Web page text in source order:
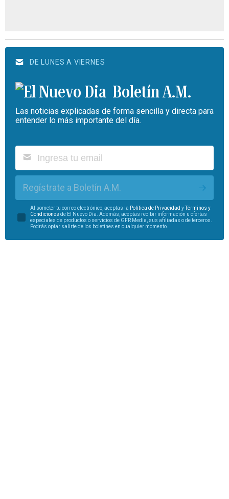
DE LUNES A VIERNES
Boletín A.M.
Las noticias explicadas de forma sencilla y directa para
entender lo más importante del día.
Regístrate a Boletín A.M.
Al someter tu correo electrónico, aceptas la Política de Privacidad yTérminos y
Condiciones de El Nuevo Día. Además, aceptas recibir información u ofertas
especiales de productos o servicios de GFR Media, sus afiliadas o de terceros.
Podrás optar salirte de los boletines en cualquier momento.